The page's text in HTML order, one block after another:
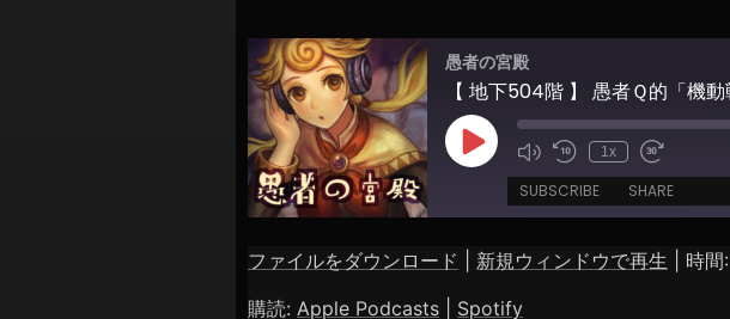
シ
ョ
ン
愚者の宮殿
Play
Episode
1x
SUBSCRIBE SHARE
Apple Podcasts Spotify
SHARE
ファイルをダウンロード 新規ウィンドウで再生 時間
購読: Apple Podcasts Spotify